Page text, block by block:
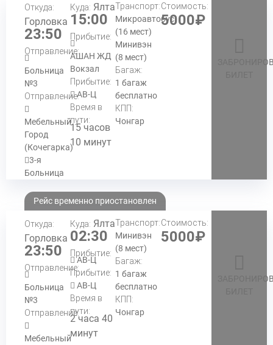
Откуда:
Горловка
23:50
Отправление:
Больница
№3
Отправление:
Мебельный
Город
(Кочегарка)
3-я
Больница
Куда: Ялта
15:00
Прибытие:
АШАН ЖД
Вокзал
Прибытие:
АВ-Ц
Время в
пути:
15 часов
10 минут
Транспорт:
Микроавтобус
(16 мест)
Минивэн
(8 мест)
Багаж:
1 багаж
бесплатно
КПП:
Чонгар
Стоимость:
5000₽
Рейс временно приостановлен
Откуда:
Горловка
23:50
Отправление:
Больница
№3
Отправление:
Мебельный
Куда: Ялта
02:30
Прибытие:
АВ-Ц
Прибытие:
АВ-Ц
Время в
пути:
2 часа 40
минут
Транспорт:
Минивэн
(8 мест)
Багаж:
1 багаж
бесплатно
КПП:
Чонгар
Стоимость:
5000₽